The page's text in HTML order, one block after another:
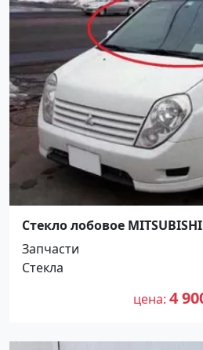
Стекло лобовое
Краснодар
Запчасти
Стекла
цена 4